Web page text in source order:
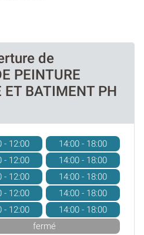
de
PEINTURE
ET BATIMENT PH
- 12:00
14:00 - 18:00
- 12:00
14:00 - 18:00
- 12:00
14:00 - 18:00
- 12:00
14:00 - 18:00
- 12:00
14:00 - 18:00
fermé